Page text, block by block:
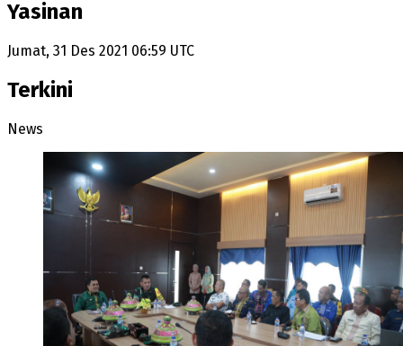
Yasinan
Jumat, 31 Des 2021 06:59 UTC
Terkini
News